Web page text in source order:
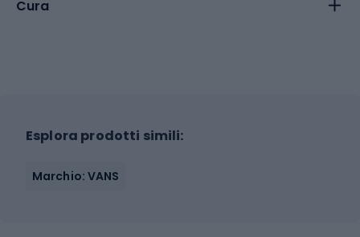
Cura
Esplora prodotti simili:
Marchio: VANS